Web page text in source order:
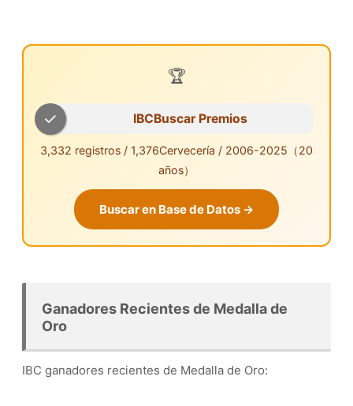
🏆
IBCBuscar Premios
3,332 registros / 1,376Cervecería / 2006-2025（20
años）
Buscar en Base de Datos →
Ganadores Recientes de Medalla de
Oro
IBC ganadores recientes de Medalla de Oro: